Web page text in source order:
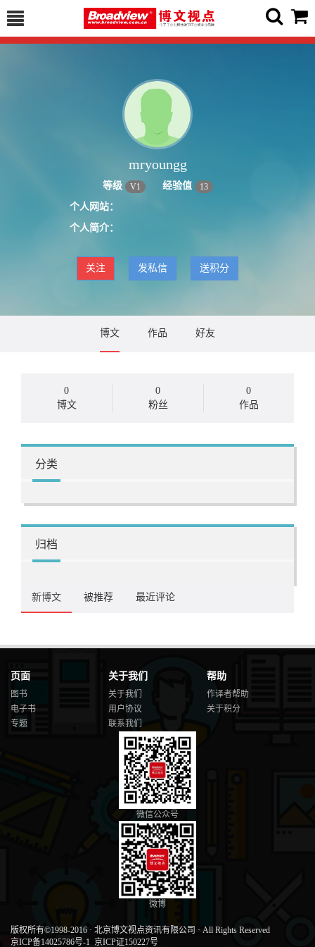
mryoungg
等级 V1 经验值 13
个人网站：
个人简介：
关注 发私信 送积分
博文 作品 好友
0
博文
0
粉丝
0
作品
分类
归档
新博文 被推荐 最近评论
页面
图书
电子书
专题
关于我们
关于我们
用户协议
联系我们
帮助
作译者帮助
关于积分
微信公众号
微博
版权所有©1998-2016 · 北京博文视点资讯有限公司 · All Rights Reserved
京ICP备14025786号-1 京ICP证150227号